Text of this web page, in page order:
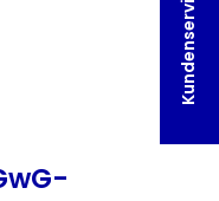
Kundenservice